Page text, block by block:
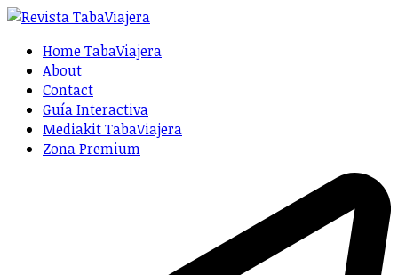
Home TabaViajera
About
Contact
Guía Interactiva
Mediakit TabaViajera
Zona Premium